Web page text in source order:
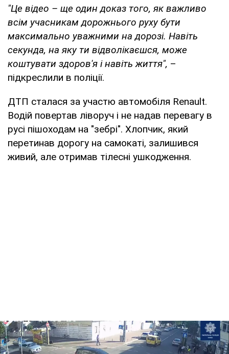
"Це відео – ще один доказ того, як важливо
всім учасникам дорожнього руху бути
максимально уважними на дорозі. Навіть
секунда, на яку ти відволікаєшся, може
коштувати здоров'я і навіть життя", –
підкреслили в поліції.
ДТП сталася за участю автомобіля Renault.
Водій повертав ліворуч і не надав перевагу в
русі пішоходам на "зебрі". Хлопчик, який
перетинав дорогу на самокаті, залишився
живий, але отримав тілесні ушкодження.